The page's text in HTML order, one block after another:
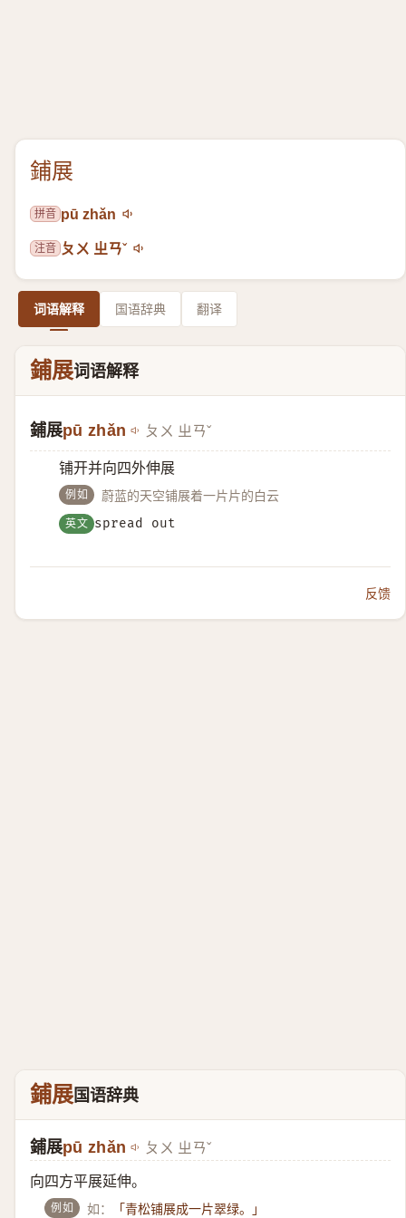
鋪展
拼音 pū zhǎn
注音 ㄆㄨ ㄓㄢˇ
词语解释 国语辞典 翻译
鋪展词语解释
鋪展pū zhǎn ㄆㄨ ㄓㄢˇ
铺开并向四外伸展
例如 蔚蓝的天空铺展着一片片的白云
英文 spread out
反馈
鋪展国语辞典
鋪展pū zhǎn ㄆㄨ ㄓㄢˇ
向四方平展延伸。
例如 如： 「青松铺展成一片翠绿。」